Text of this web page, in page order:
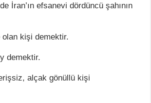
İran’ın efsanevi dördüncü şahının
olan kişi demektir.
demektir.
alçak gönüllü kişi